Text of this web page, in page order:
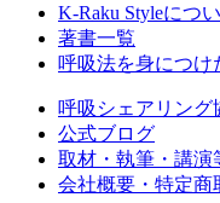
K-Raku Styleにつ
著書一覧
呼吸法を身につけ
呼吸シェアリング
公式ブログ
取材・執筆・講演
会社概要・特定商